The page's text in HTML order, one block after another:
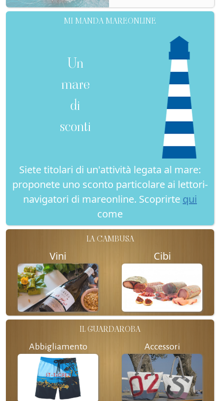
MI MANDA MAREONLINE
Un
mare
di
sconti
Siete titolari di un'attività legata al mare:
proponete uno sconto particolare ai lettori-
navigatori di mareonline. Scoprirte qui
come
LA CAMBUSA
Vini Cibi
IL GUARDAROBA
Abbigliamento Accessori